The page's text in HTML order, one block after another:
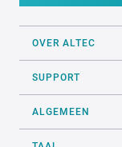
OVER ALTEC
SUPPORT
ALGEMEEN